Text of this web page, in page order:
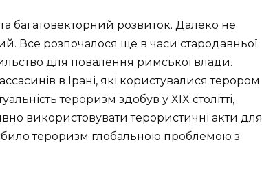
багатовекторний розвиток. Далеко не
Все розпочалося ще в часи стародавньої
для повалення римської влади.
в Ірані, які користувалися терором
тероризм здобув у XIX столітті,
використовувати терористичні акти для
тероризм глобальною проблемою з